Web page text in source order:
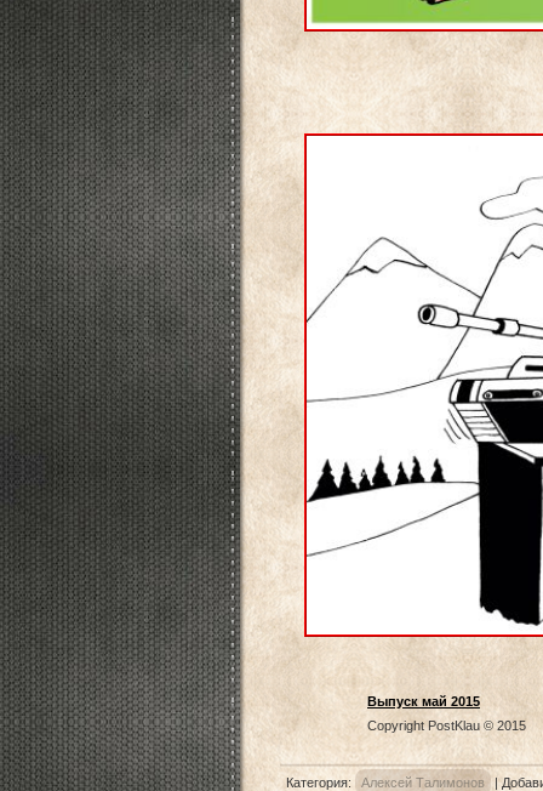
Выпуск май 2015
Copyright PostKlau © 2015
Категория: Алексей Талимонов |